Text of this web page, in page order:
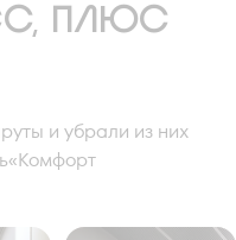
плюс
и убрали из них